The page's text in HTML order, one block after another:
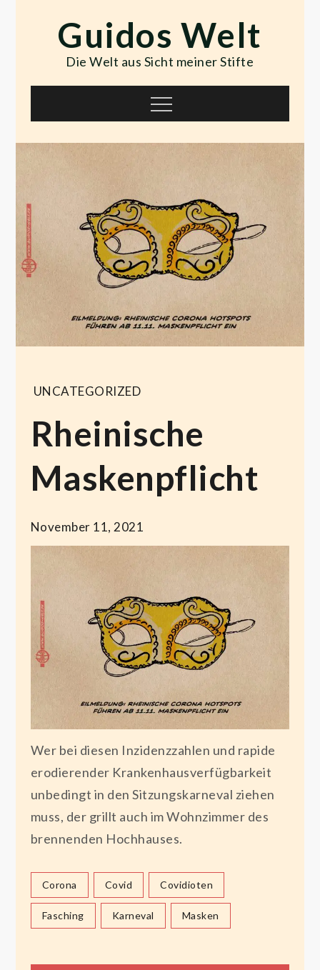
contentGuidos Welt
Die Welt aus Sicht meiner Stifte
Menu
UNCATEGORIZED
Rheinische
Maskenpflicht
November 11, 2021
Wer bei diesen Inzidenzzahlen und rapide
erodierender Krankenhausverfügbarkeit
unbedingt in den Sitzungskarneval ziehen
muss, der grillt auch im Wohnzimmer des
brennenden Hochhauses.
Corona Covid Covidioten
Fasching Karneval Masken